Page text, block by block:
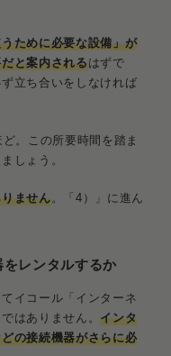
ために必要な設備」が
と案内されるはずで
立ち合いをしなければ
。この所要時間を踏ま
しょう。
ません。「4）」に進ん
レンタルするか
イコール「インターネ
はありません。インタ
の接続機器がさらに必